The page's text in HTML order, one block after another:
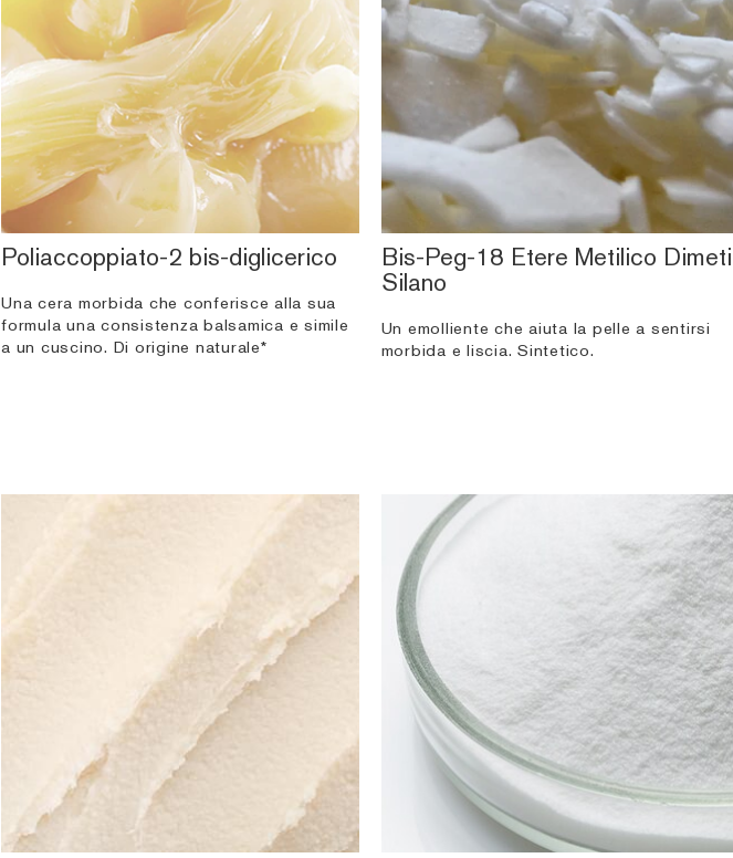
Poliaccoppiato-2 bis-diglicerico
Una cera morbida che conferisce alla sua
formula una consistenza balsamica e simile
a un cuscino. Di origine naturale*
Bis-Peg-18 Etere Metilico
Silano
Un emolliente che aiuta la pelle a sentirsi
morbida e liscia. Sintetico.